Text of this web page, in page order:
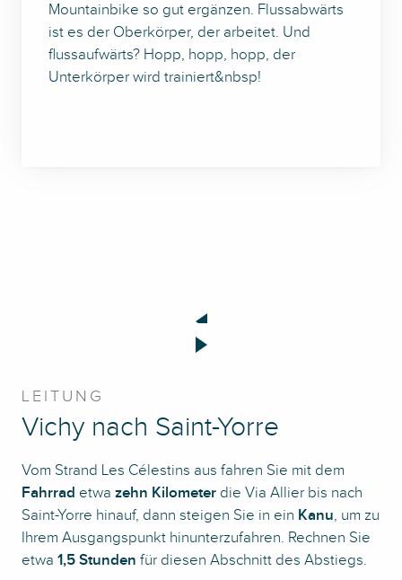
Mountainbike so gut ergänzen. Flussabwärts
ist es der Oberkörper, der arbeitet. Und
flussaufwärts? Hopp, hopp, hopp, der
Unterkörper wird trainiert&nbsp!
LEITUNG
Vichy nach Saint-Yorre
Vom Strand Les Célestins aus fahren Sie mit dem
Fahrrad etwa zehn Kilometer die Via Allier bis nach
Saint-Yorre hinauf, dann steigen Sie in ein Kanu, um zu
Ihrem Ausgangspunkt hinunterzufahren. Rechnen Sie
etwa 1,5 Stunden für diesen Abschnitt des Abstiegs.